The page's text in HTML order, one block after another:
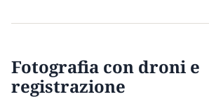
Fotografia con droni e
registrazione